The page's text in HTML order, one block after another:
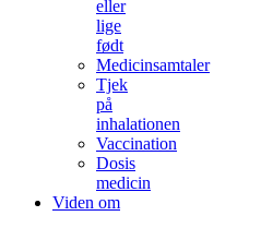
eller
lige
født
Medicinsamtaler
Tjek
på
inhalationen
Vaccination
Dosis
medicin
Viden om